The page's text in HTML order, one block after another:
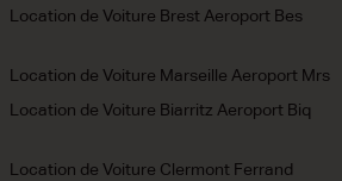
Location de Voiture Brest Aeroport Bes
Location de Voiture Marseille Aeroport Mrs
Location de Voiture Biarritz Aeroport Biq
Location de Voiture Clermont Ferrand